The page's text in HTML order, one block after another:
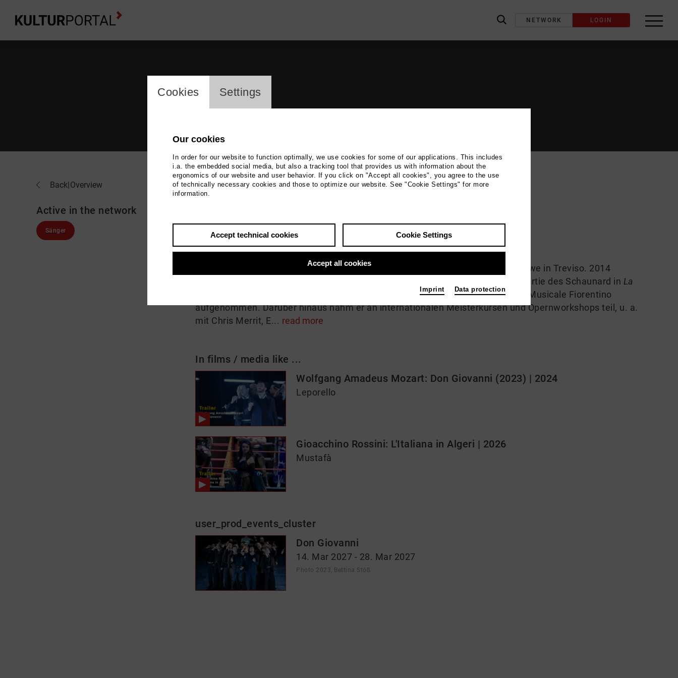
label_search
NETWORK LOGIN
Back|Overview
Active in the network
Sänger
Tommaso Barea
About me
Der venezianische Bariton Tommaso Barea studierte zunächst bei Sherman Lowe in Treviso. 2014
debütierte er als jüngster Gewinner des European Union Competition mit der Partie des Schaunard in La
in Spoleto. 2016 wurde er in das Ensemble der Accademia del Maggio Musicale Fiorentino
aufgenommen. Darüber hinaus nahm er an internationalen Meisterkursen und Opernworkshops teil, u. a.
mit Chris Merrit, E... read more
In films / media like ...
Wolfgang Amadeus Mozart: Don Giovanni (2023) | 2024
Leporello
Gioacchino Rossini: L'Italiana in Algeri | 2026
Mustafà
user_prod_events_cluster
Don Giovanni
14. Mar 2027 - 28. Mar 2027
Photo 2023, Bettina Stöß
cookie_layer
Cookies Settings
Our cookies
In order for our website to function optimally, we use cookies for some of our applications. This includes
i.a. the embedded social media, but also a tracking tool that provides us with information about the
ergonomics of our website and user behavior. If you click on "Accept all cookies", you agree to the use
of technically necessary cookies and those to optimize our website. See "Cookie Settings" for more
information.
Accept technical cookies Cookie Settings
Accept all cookies
Imprint Data protection